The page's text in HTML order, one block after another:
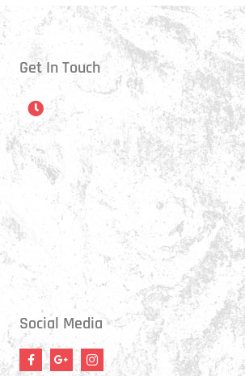
Get In Touch
Öffnungszeiten
Montag:
17:15 - 21:00 Uhr
Mittwoch:
17:30 - 21:00 Uhr
Donnerstag:
17:15 - 18:45 Uhr
17:30 - 21:00 Uhr
Social Media